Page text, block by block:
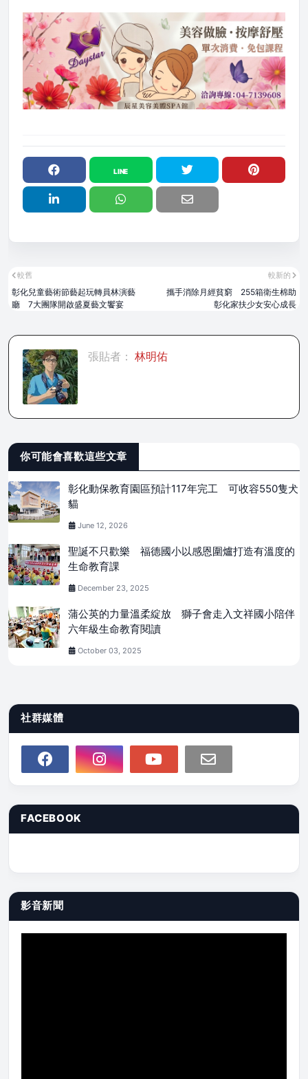
較新的
攜手消除月經貧窮 255箱衛生棉助
彰化家扶少女安心成長
較舊
彰化兒童藝術節藝起玩轉員林演藝
廳 7大團隊開啟盛夏藝文饗宴
張貼者： 林明佑
你可能會喜歡這些文章
彰化動保教育園區預計117年完工 可收容550隻犬
貓
June 12, 2026
聖誕不只歡樂 福德國小以感恩圍爐打造有溫度的
生命教育課
December 23, 2025
蒲公英的力量溫柔綻放 獅子會走入文祥國小陪伴
六年級生命教育閱讀
October 03, 2025
社群媒體
FACEBOOK
影音新聞